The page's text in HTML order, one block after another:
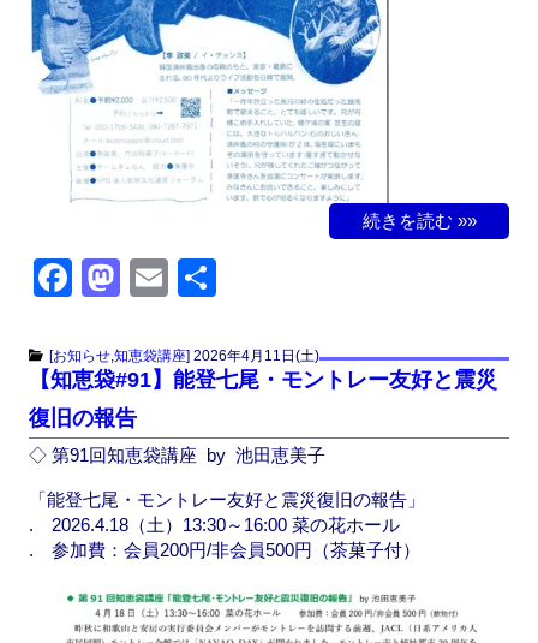
続きを読む »»
F
c
e
b
o
o
k
M
st
o
d
o
n
E
ail
[お知らせ, 知恵袋講座] 2026年4月11日(土)
【知恵袋#91】能登七尾・モントレー友好と震災
復旧の報告
◇ 第91回知恵袋講座 by 池田恵美子
「能登七尾・モントレー友好と震災復旧の報告」
. 2026.4.18（土）13:30～16:00 菜の花ホール
. 参加費：会員200円/非会員500円（茶菓子付）